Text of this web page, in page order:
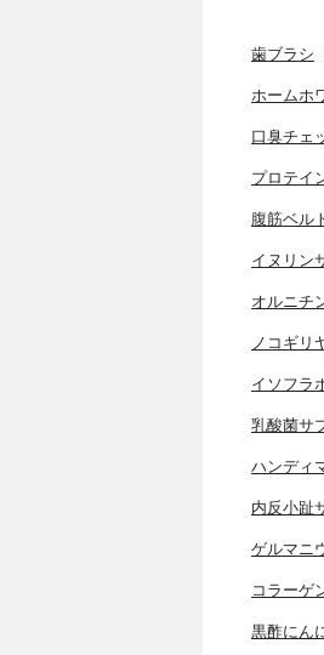
歯ブラシ
ホームホ
口臭チェ
プロテイ
腹筋ベル
イヌリン
オルニチ
ノコギリ
イソフラ
乳酸菌サ
ハンディ
内反小趾
ゲルマニ
コラーゲ
黒酢にん